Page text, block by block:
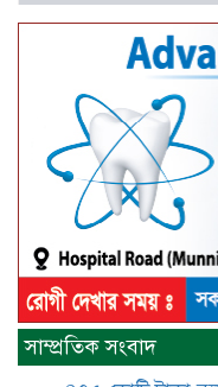
আটঘরিয়ায় বিএনপি
সাম্প্রতিক সংবাদ